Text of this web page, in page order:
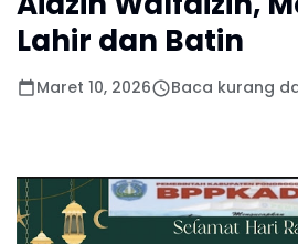
Lahir dan Batin
Maret 10, 2026 Baca kurang